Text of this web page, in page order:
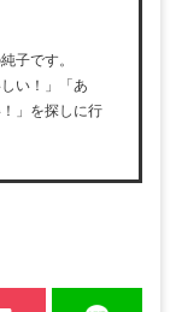
子です。
い！」「あ
」を探しに行